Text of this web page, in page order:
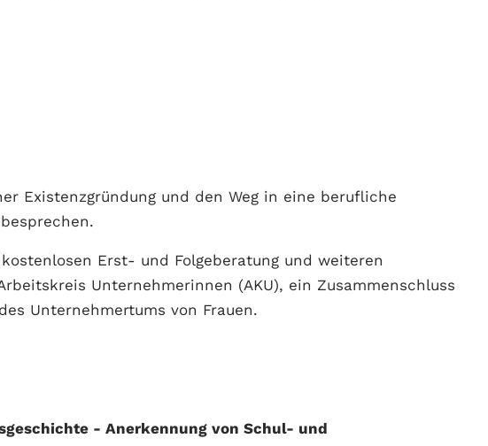
Existenzgründung und den Weg in eine berufliche
Erst- und Folgeberatung und weiteren
Unternehmerinnen (AKU), ein Zusammenschluss
Unternehmertums von Frauen.
- Anerkennung von Schul- und